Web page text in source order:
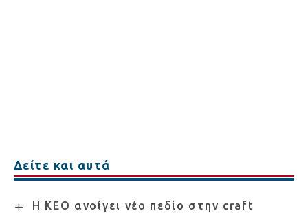
Δείτε και αυτά
Η ΚΕΟ ανοίγει νέο πεδίο στην craft